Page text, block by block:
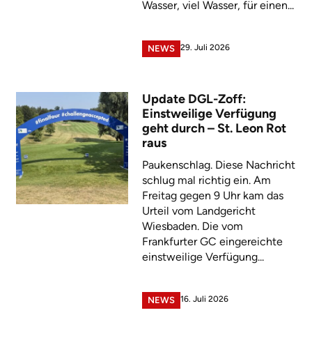
Wasser, viel Wasser, für einen...
NEWS 29. Juli 2026
Update DGL-Zoff:
Einstweilige Verfügung
geht durch – St. Leon Rot
raus
Paukenschlag. Diese Nachricht
schlug mal richtig ein. Am
Freitag gegen 9 Uhr kam das
Urteil vom Landgericht
Wiesbaden. Die vom
Frankfurter GC eingereichte
einstweilige Verfügung...
NEWS 16. Juli 2026